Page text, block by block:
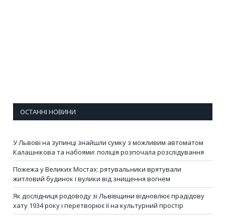
ОСТАННІ НОВИНИ
У Львові на зупинці знайшли сумку з можливим автоматом
Калашнікова та набоями: поліція розпочала розслідування
Пожежа у Великих Мостах: рятувальники врятували
житловий будинок і вулики від знищення вогнем
Як дослідниця родоводу зі Львівщини відновлює прадідову
хату 1934 року і перетворює її на культурний простір